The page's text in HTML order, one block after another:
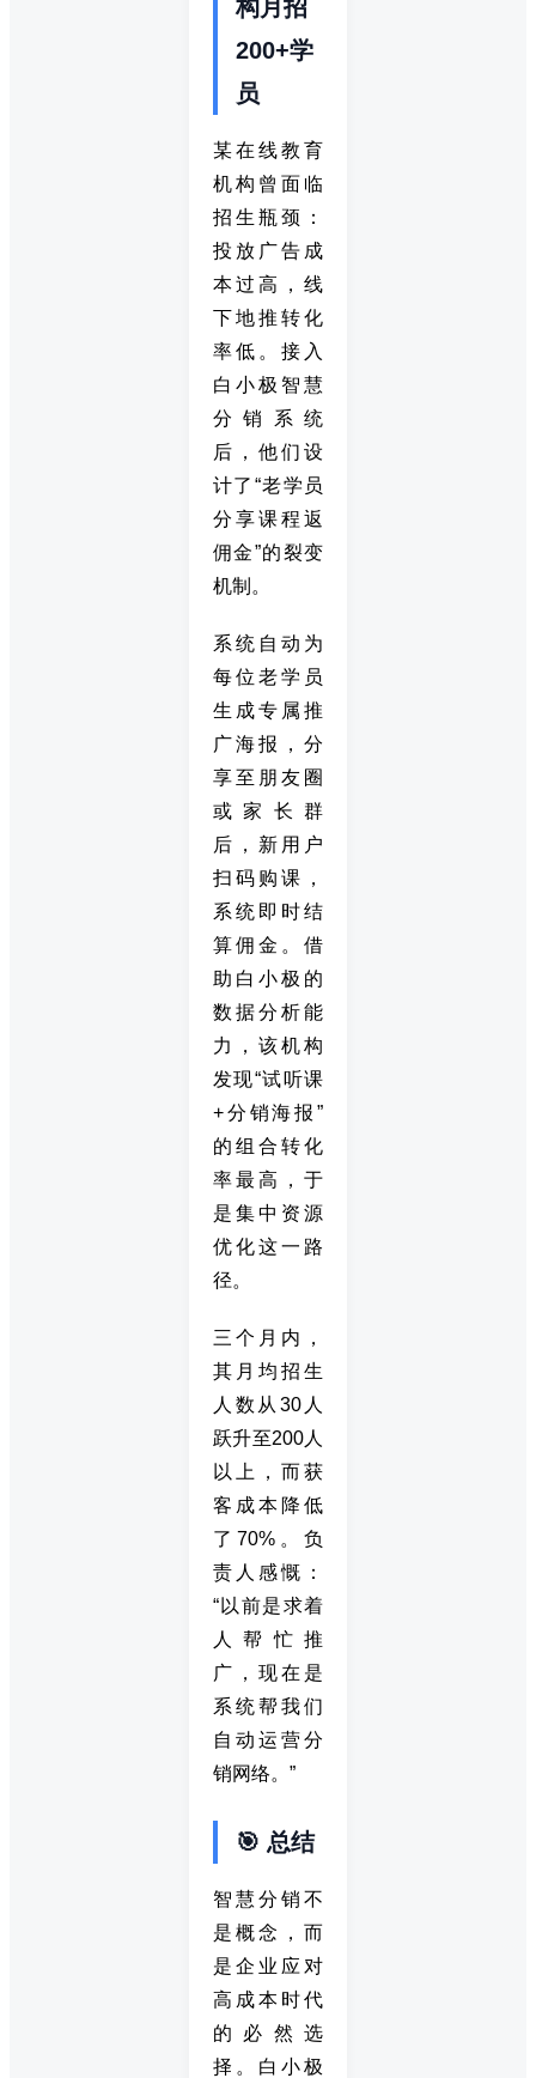
构月招
200+学
员
某在线教育
机构曾面临
招生瓶颈：
投放广告成
本过高，线
下地推转化
率低。接入
白小极智慧
分销系统
后，他们设
计了“老学员
分享课程返
佣金”的裂变
机制。
系统自动为
每位老学员
生成专属推
广海报，分
享至朋友圈
或家长群
后，新用户
扫码购课，
系统即时结
算佣金。借
助白小极的
数据分析能
力，该机构
发现“试听课
+分销海报”
的组合转化
率最高，于
是集中资源
优化这一路
径。
三个月内，
其月均招生
人数从30人
跃升至200人
以上，而获
客成本降低
了70%。负
责人感慨：
“以前是求着
人帮忙推
广，现在是
系统帮我们
自动运营分
销网络。”
🎯 总结
智慧分销不
是概念，而
是企业应对
高成本时代
的必然选
择。白小极